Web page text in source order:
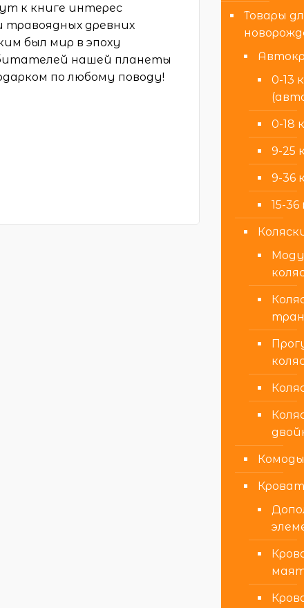
к книге интерес
травоядных древних
был мир в эпоху
нашей планеты
по любому поводу!
Товары
0-13
0-18
9-25
9-36
15-
Комоды